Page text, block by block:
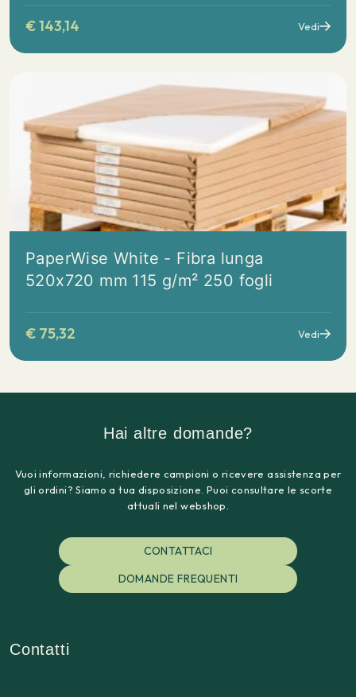
€143,14 Vedi
PaperWise White - Fibra lunga
520x720 mm 115 g/m² 250 fogli
€ 75,32 Vedi
Hai altre domande?
Vuoi informazioni, richiedere campioni o ricevere assistenza per
gli ordini? Siamo a tua disposizione. Puoi consultare le scorte
attuali nel webshop.
CONTATTACI
DOMANDE FREQUENTI
Contatti